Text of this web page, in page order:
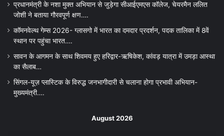
प्रधानमंत्री के नशा मुक्त अभियान से जुड़ेगा सीआईएमएस कॉलेज, चेयरमैन ललित
जोशी ने बताया गौरवपूर्ण क्षण….
कॉमनवेल्थ गेम्स 2026- ग्लासगो में भारत का दमदार प्रदर्शन, पदक तालिका में 8वें
स्थान पर पहुंचा भारत….
सावन के आगमन के साथ शिवमय हुए हरिद्वार-ऋषिकेश, कांवड़ यात्रा में उमड़ा आस्था
का सैलाब…
सिंगल-यूज़ प्लास्टिक के विरुद्ध जनभागीदारी से चलाना होगा प्रभावी अभियान-
मुख्यमंत्री….
August 2026